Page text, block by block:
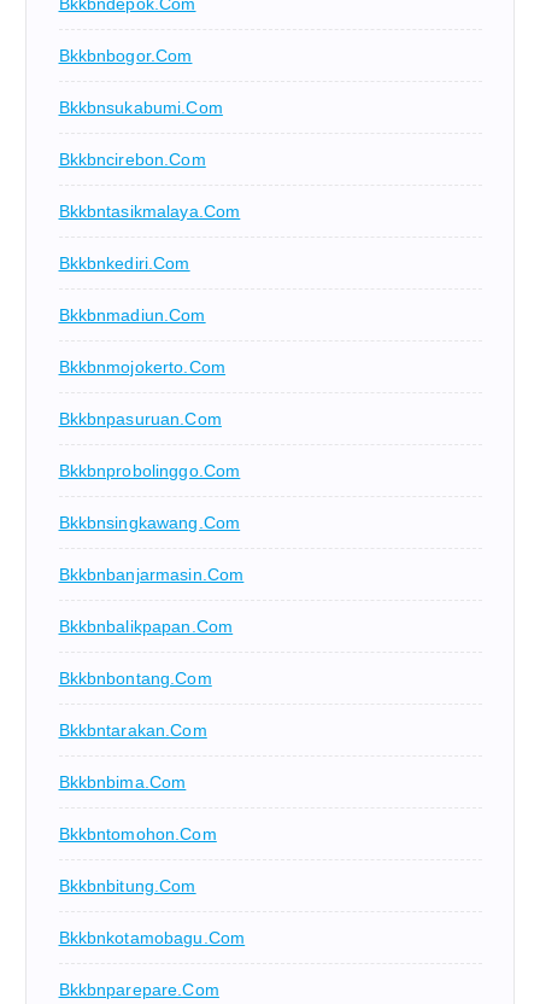
Bkkbnbogor.com
Bkkbnsukabumi.com
Bkkbncirebon.com
Bkkbntasikmalaya.com
Bkkbnkediri.com
Bkkbnmadiun.com
Bkkbnmojokerto.com
Bkkbnpasuruan.com
Bkkbnprobolinggo.com
Bkkbnsingkawang.com
Bkkbnbanjarmasin.com
Bkkbnbalikpapan.com
Bkkbnbontang.com
Bkkbntarakan.com
Bkkbnbima.com
Bkkbntomohon.com
Bkkbnbitung.com
Bkkbnkotamobagu.com
Bkkbnparepare.com